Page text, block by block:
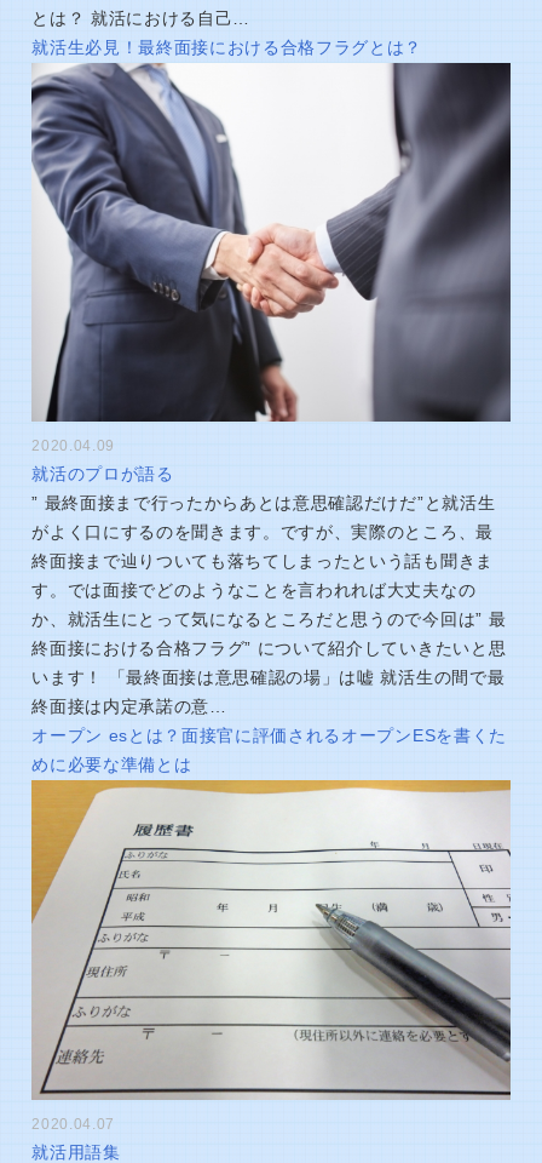
とは？ 就活における自己…
就活生必見！最終面接における合格フラグとは？
2020.04.09
就活のプロが語る
” 最終面接まで行ったからあとは意思確認だけだ”と就活生
がよく口にするのを聞きます。ですが、実際のところ、最
終面接まで辿りついても落ちてしまったという話も聞きま
す。では面接でどのようなことを言われれば大丈夫なの
か、就活生にとって気になるところだと思うので今回は” 最
終面接における合格フラグ” について紹介していきたいと思
います！ 「最終面接は意思確認の場」は嘘 就活生の間で最
終面接は内定承諾の意…
オープン esとは？面接官に評価されるオープンESを書くた
めに必要な準備とは
2020.04.07
就活用語集